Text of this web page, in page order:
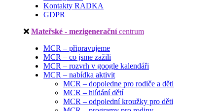
Kontakty RADKA
GDPR
Mateřské - mezigenerační centrum
MCR – připravujeme
MCR – co jsme zažili
MCR – rozvrh v google kalendáři
MCR – nabídka aktivit
MCR – dopoledne pro rodiče a děti
MCR – hlídání dětí
MCR – odpolední kroužky pro děti